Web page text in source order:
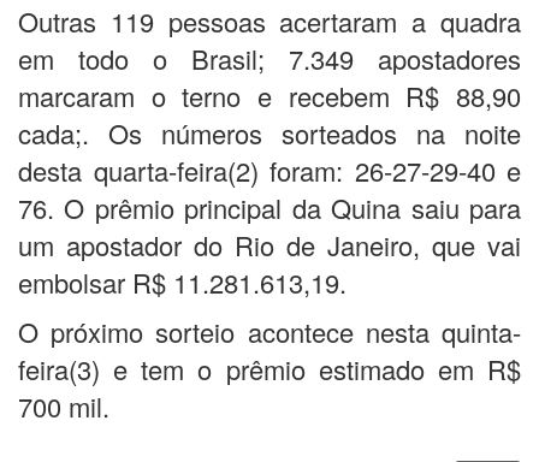
Outras 119 pessoas acertaram a quadra
em todo o Brasil; 7.349 apostadores
marcaram o terno e recebem R$ 88,90
cada;. Os números sorteados na noite
desta quarta-feira(2) foram: 26-27-29-40 e
76. O prêmio principal da Quina saiu para
um apostador do Rio de Janeiro, que vai
embolsar R$ 11.281.613,19.
O próximo sorteio acontece nesta quinta-
feira(3) e tem o prêmio estimado em R$
700 mil.